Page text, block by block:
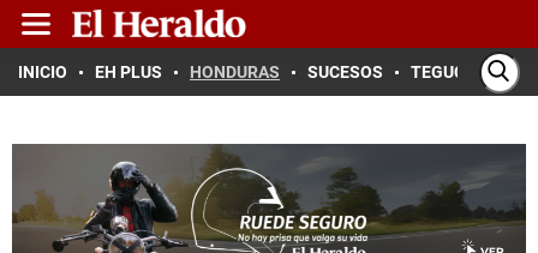
INICIO EH PLUS HONDURAS SUCESOS TEGUCIGALPA